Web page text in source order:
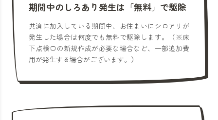
期間中のしろあり発生は「無料」で駆除
共済に加入している期間中、お住まいにシロアリが
発生した場合は何度でも無料で駆除します。（※床
下点検口の新規作成が必要な場合など、一部追加費
用が発生する場合がございます。）